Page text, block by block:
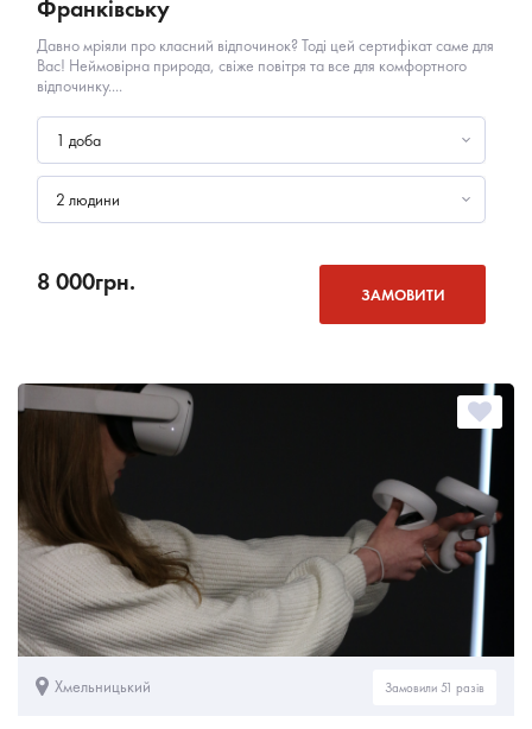
Франківську
Давно мріяли про класний відпочинок? Тоді цей сертифікат саме для
Вас! Неймовірна природа, свіже повітря та все для комфортного
відпочинку....
1 доба
2 людини
8 000грн. ЗАМОВИТИ
Хмельницький Замовили 51 разів